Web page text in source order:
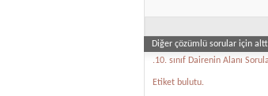
Diğer çözümlü sorular için
.10. sınıf Dairenin Alanı
Etiket bulutu.